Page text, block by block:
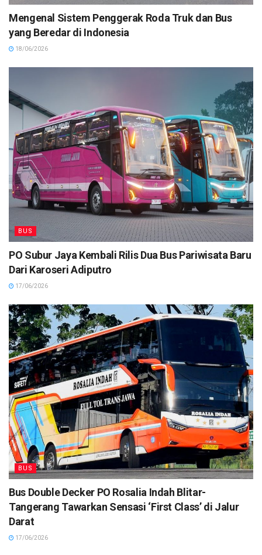
Mengenal Sistem Penggerak Roda Truk dan Bus
yang Beredar di Indonesia
18/06/2026
BUS
PO Subur Jaya Kembali Rilis Dua Bus Pariwisata Baru
Dari Karoseri Adiputro
17/06/2026
BUS
Bus Double Decker PO Rosalia Indah Blitar-
Tangerang Tawarkan Sensasi ‘First Class’ di Jalur
Darat
17/06/2026